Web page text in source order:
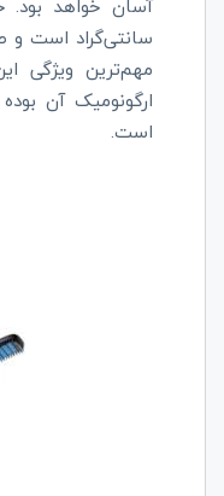
مهم‌ترین ویژگی
ارگونومیک آن
است.